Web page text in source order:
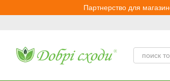
Перейти к основному контентуПартнерство для